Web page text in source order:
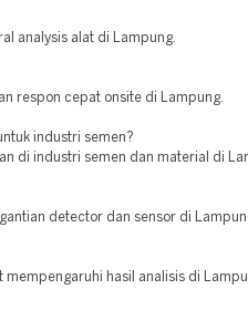
analysis alat di Lampung.
respon cepat onsite di Lampung.
industri semen?
di industri semen dan material di
detector dan sensor di
mempengaruhi hasil analisis di